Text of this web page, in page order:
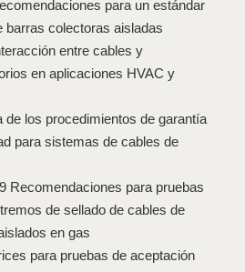
para un estándar
barras colectoras aisladas
entre cables y
en aplicaciones HVAC y
de los procedimientos de garantía
para sistemas de cables de
Recomendaciones para pruebas
de sellado de cables de
en gas
para pruebas de aceptación